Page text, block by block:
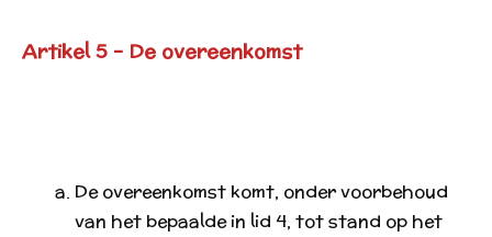
Artikel 5 - De overeenkomst
De overeenkomst komt, onder voorbehoud
van het bepaalde in lid 4, tot stand op het